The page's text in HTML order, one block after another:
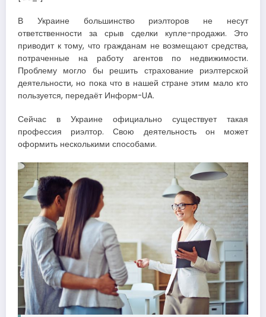
В Украине большинство риэлторов не несут
ответственности за срыв сделки купле-продажи. Это
приводит к тому, что гражданам не возмещают средства,
потраченные на работу агентов по недвижимости.
Проблему могло бы решить страхование риэлтерской
деятельности, но пока что в нашей стране этим мало кто
пользуется, передаёт Информ-UA.
Сейчас в Украине официально существует такая
профессия риэлтор. Свою деятельность он может
оформить несколькими способами.